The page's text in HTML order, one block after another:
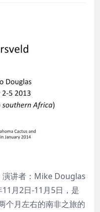
演讲者：Mike Douglas
月2日-11月5日，是
个月左右的南非之旅的